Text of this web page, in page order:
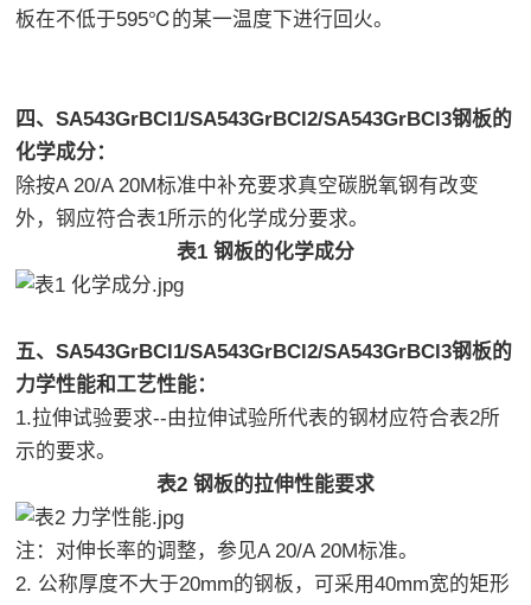
板在不低于595℃的某一温度下进行回火。
四、SA543GrBCl1/SA543GrBCl2/SA543GrBCl3钢板的
化学成分：
除按A 20/A 20M标准中补充要求真空碳脱氧钢有改变
外，钢应符合表1所示的化学成分要求。
表1 钢板的化学成分
五、SA543GrBCl1/SA543GrBCl2/SA543GrBCl3钢板的
力学性能和工艺性能：
1.拉伸试验要求--由拉伸试验所代表的钢材应符合表2所
示的要求。
表2 钢板的拉伸性能要求
注：对伸长率的调整，参见A 20/A 20M标准。
2. 公称厚度不大于20mm的钢板，可采用40mm宽的矩形